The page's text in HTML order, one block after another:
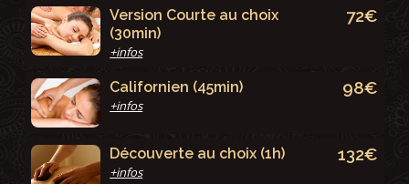
Version Courte au choix
(30min)
+infos
72€
Californien (45min)
+infos
98€
Découverte au choix (1h)
+infos
132€